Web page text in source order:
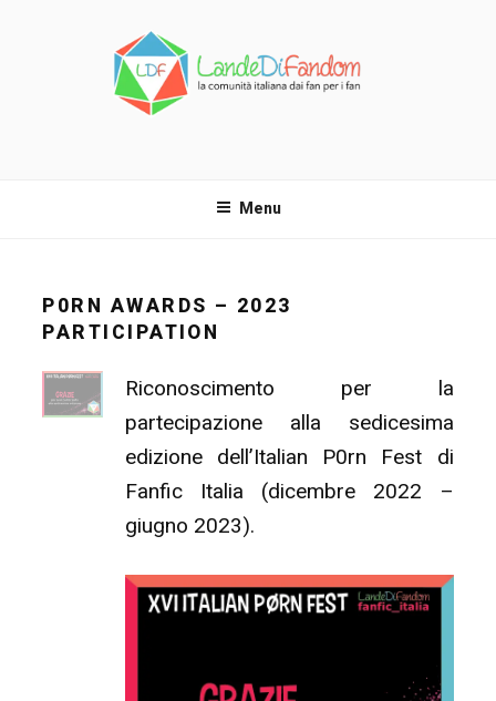
Menu
P0RN AWARDS – 2023
PARTICIPATION
Riconoscimento per la
partecipazione alla sedicesima
edizione dell’Italian P0rn Fest di
Fanfic Italia (dicembre 2022 –
giugno 2023).